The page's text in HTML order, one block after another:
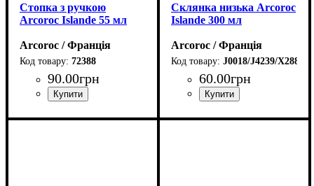
Стопка з ручкою
Arcoroc Islande 55 мл
Arcoroc / Франція
72388
90.00грн
Склянка низька Arcoroc
Islande 300 мл
Arcoroc / Франція
J0018/J4239/X2887
60.00грн